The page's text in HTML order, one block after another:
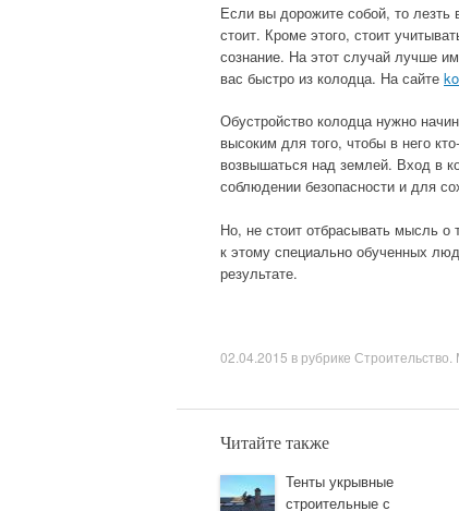
Если вы дорожите собой, то лезть
стоит. Кроме этого, стоит
сознание. На этот случай лучше
вас быстро из колодца. На сайте
Обустройство колодца нужно
высоким для того, чтобы в него
возвышаться над землей. Вход в
соблюдении безопасности и для
Но, не стоит отбрасывать мысль о
к этому специально обученных
результате.
02.04.2015 в рубрике Строительство
Читайте также
Тенты укрывные
строительные с